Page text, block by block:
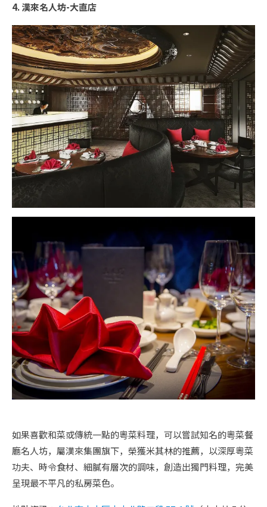
4. 漢來名人坊-大直店
如果喜歡和菜或傳統一點的粵菜料理，可以嘗試知名的粵菜餐
廳名人坊，屬漢來集團旗下，榮獲米其林的推薦，以深厚粵菜
功夫、時令食材、細膩有層次的調味，創造出獨門料理，完美
呈現最不平凡的私房菜色。